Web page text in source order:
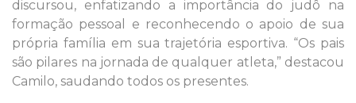
discursou, enfatizando a importância do judô na
formação pessoal e reconhecendo o apoio de sua
própria família em sua trajetória esportiva. “Os pais
são pilares na jornada de qualquer atleta,” destacou
Camilo, saudando todos os presentes.